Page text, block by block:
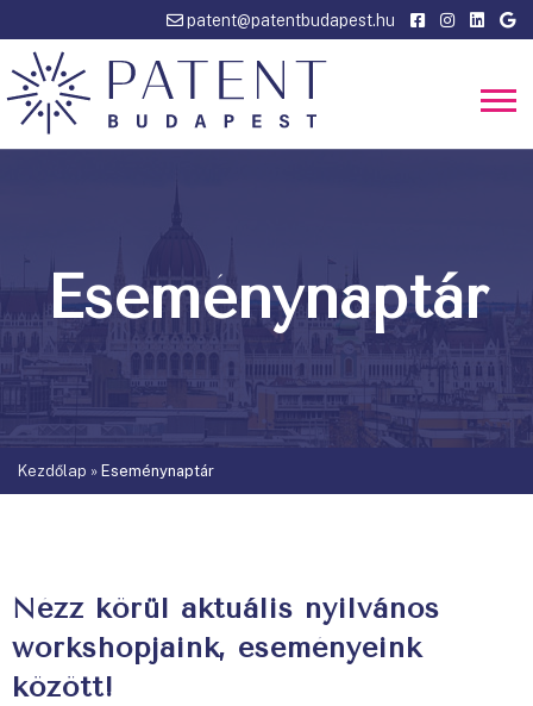
patent@patentbudapest.hu
Eseménynaptár
Kezdőlap » Eseménynaptár
Nézz körül aktuális nyilvános
workshopjaink, eseményeink
között!